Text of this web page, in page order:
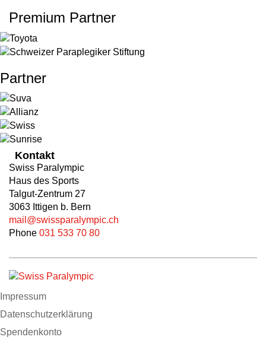
Premium Partner
Partner
Kontakt
Swiss Paralympic
Haus des Sports
Talgut-Zentrum 27
3063 Ittigen b. Bern
mail@swissparalympic.ch
Phone 031 533 70 80
Impressum
Datenschutzerklärung
Spendenkonto